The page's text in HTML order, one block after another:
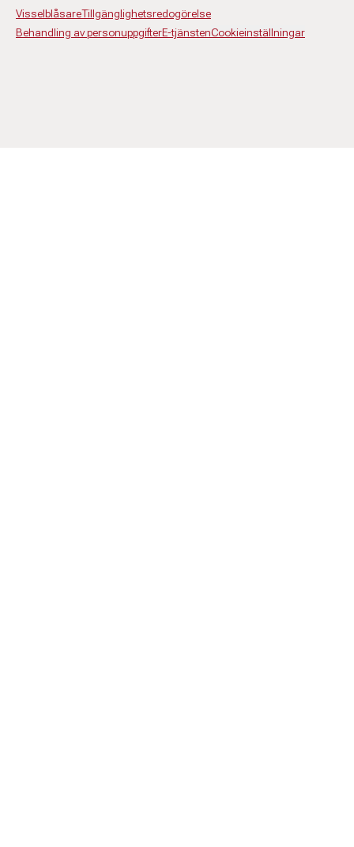
VisselblåsareTillgänglighetsredogörelse
Behandling av personuppgifterE-tjänstenCookieinställningar